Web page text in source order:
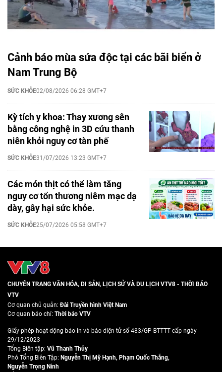
Cảnh báo mùa sứa độc tại các bãi biển ở
Nam Trung Bộ
SỨC KHỎE02/08/2026 06:28 GMT+7
Kỳ tích y khoa: Thay xương sên
bằng công nghệ in 3D cứu thanh
niên khỏi nguy cơ tàn phế
SỨC KHỎE31/07/2026 13:23 GMT+7
Các món thịt có thể làm tăng
nguy cơ tổn thương niêm mạc dạ
dày, gây hại sức khỏe.
SỨC KHỎE25/07/2026 05:58 GMT+7
CHUYÊN TRANG VĂN HÓA, DI SẢN, LỊCH SỬ VÀ DU LỊCH VTV8 - THỜI BÁO
VTV
Cơ quan chủ quản:Đài Truyền hình Việt Nam
Cơ quan báo chí: Thời báo VTV
Giấy phép hoạt động báo in và báo điện tử số 483/GP-BTTTT cấp ngày
29/12/2023
Tổng Biên tập: Vũ Thanh Thủy
Phó Tổng Biên Tập: Nguyễn Thị Mỹ Hạnh, Phạm Quốc Thắng,
Nguyễn Trọng Ninh